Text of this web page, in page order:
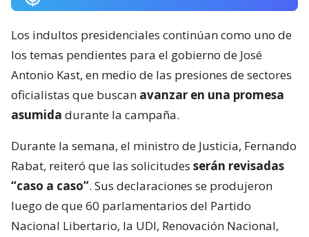
Los indultos presidenciales continúan como uno de
los temas pendientes para el gobierno de José
Antonio Kast, en medio de las presiones de sectores
oficialistas que buscan avanzar en una promesa
asumida durante la campaña.
Durante la semana, el ministro de Justicia, Fernando
Rabat, reiteró que las solicitudes serán revisadas
“caso a caso”. Sus declaraciones se produjeron
luego de que 60 parlamentarios del Partido
Nacional Libertario, la UDI, Renovación Nacional,